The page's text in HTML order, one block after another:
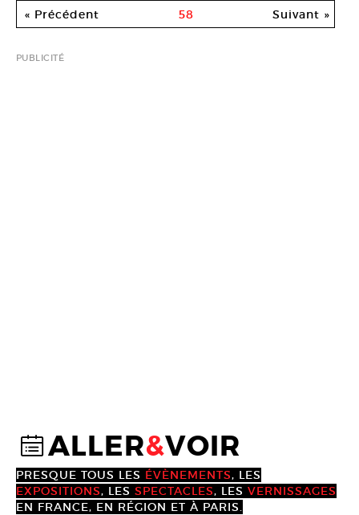
« Précédent 58 Suivant »
PUBLICITÉ
@ALLER&VOIR
PRESQUE TOUS LES ÉVÈNEMENTS, LES
EXPOSITIONS, LES SPECTACLES, LES VERNISSAGES
EN FRANCE, EN RÉGION ET À PARIS.